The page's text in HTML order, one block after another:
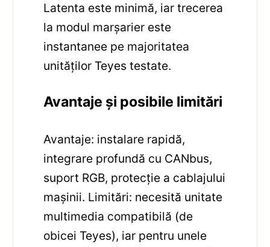
Latenta este minimă, iar trecerea
la modul marșarier este
instantanee pe majoritatea
unităților Teyes testate.
Avantaje și posibile limitări
Avantaje: instalare rapidă,
integrare profundă cu CANbus,
suport RGB, protecție a cablajului
mașinii. Limitări: necesită unitate
multimedia compatibilă (de
obicei Teyes), iar pentru unele